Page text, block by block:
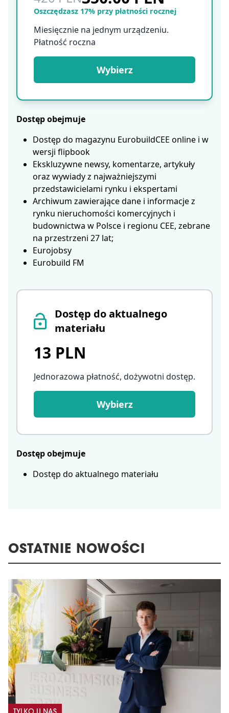
Dostęp do aktualnego
materiału
13 PLN
Jednorazowa płatność, dożywotni dostęp.
Wybierz
Dostęp obejmuje
Dostęp do aktualnego materiału
Oszczędzasz 17% przy płatności rocznej
Miesięcznie na jednym urządzeniu.
Płatność roczna
Wybierz
Dostęp obejmuje
Dostęp do magazynu EurobuildCEE online i w
wersji flipbook
Ekskluzywne newsy, komentarze, artykuły
oraz wywiady z najważniejszymi
przedstawicielami rynku i ekspertami
Archiwum zawierające dane i informacje z
rynku nieruchomości komercyjnych i
budownictwa w Polsce i regionu CEE, zebrane
na przestrzeni 27 lat;
Eurojobsy
Eurobuild FM
OSTATNIE NOWOŚCI